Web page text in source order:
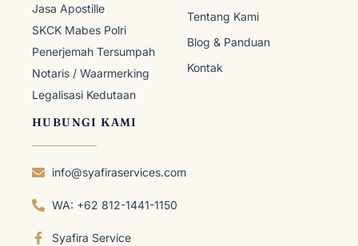
Jasa Apostille
SKCK Mabes Polri
Penerjemah Tersumpah
Notaris / Waarmerking
Legalisasi Kedutaan
Tentang Kami
Blog & Panduan
Kontak
HUBUNGI KAMI
info@syafiraservices.com
WA: +62 812-1441-1150
Syafira Service